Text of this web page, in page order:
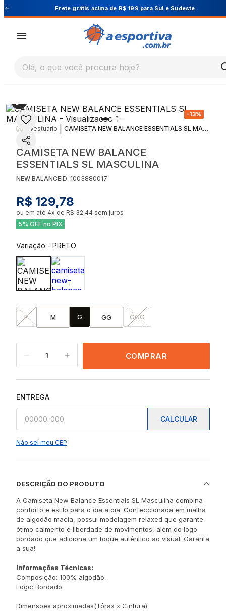
Cupom PRIMEIRA10 para 10% OFF na 1ª compra
Olá, o que você procura hoje?
-13%
Vestuário CAMISETA NEW BALANCE ESSENTIALS SL MASCULINA
CAMISETA NEW BALANCE
ESSENTIALS SL MASCULINA
NEW BALANCEID: 1003880017
R$ 129,78
ou em até 4x de R$ 32,44 sem juros
5% OFF no PIX
Variação - PRETO
P M G GG GGG
1 COMPRAR
ENTREGA
CALCULAR
Não sei meu CEP
DESCRIÇÃO DO PRODUTO
A Camiseta New Balance Essentials SL Masculina combina
conforto e estilo para o dia a dia. Confeccionada em malha
de algodão macia, possui modelagem relaxed que garante
ótimo caimento e liberdade de movimentos, além do logo
bordado que adiciona um toque autêntico ao visual. Garanta
a sua!
Informações Técnicas:
Composição: 100% algodão.
Logo: Bordado.
Dimensões aproximadas(Tórax x Cintura):